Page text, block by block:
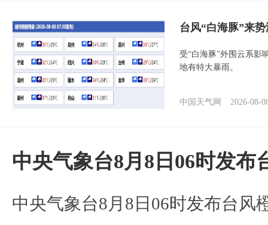
台风“白海豚”来
受“白海豚”外围云系影
地有特大暴雨。
中国天气网 2026-08-
中央气象台8月8日06时发布
中央气象台8月8日06时发布台风